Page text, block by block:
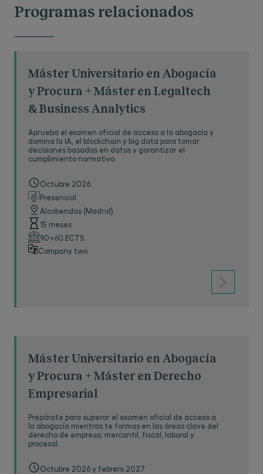
Diploma acreditativo del "Máster Executive en
Derecho Digital y Tecnología" otorgado por el
Centro de Estudios Garrigues.
Programas relacionados
Máster Universitario en Abogacía
y Procura + Máster en Legaltech
& Business Analytics
Aprueba el examen oficial de acceso a la abogacía y
domina la IA, el blockchain y big data para tomar
decisiones basadas en datos y garantizar el
cumplimiento normativo.
Octubre 2026
Presencial
Alcobendas (Madrid)
15 meses
90+60 ECTS
Company two
Máster Universitario en Abogacía
y Procura + Máster en Derecho
Empresarial
Prepárate para superar el examen oficial de acceso a
la abogacía mientras te formas en las áreas clave del
derecho de empresa: mercantil, fiscal, laboral y
procesal.
Octubre 2026 y febrero 2027